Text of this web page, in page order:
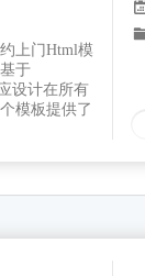
上门Html模
于
设计在所有
模板提供了